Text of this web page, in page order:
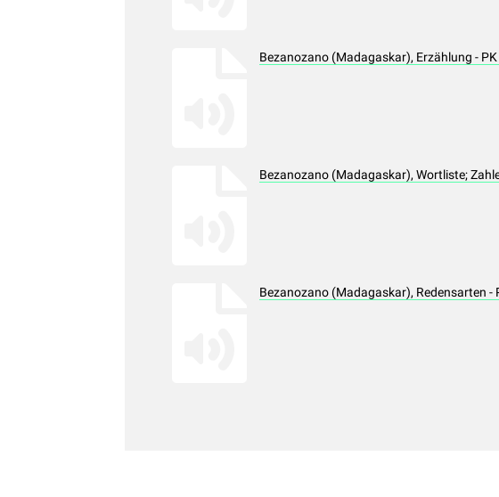
Bezanozano (Madagaskar), Erzählung -
Bezanozano (Madagaskar), Wortliste;
Bezanozano (Madagaskar), Redensarten